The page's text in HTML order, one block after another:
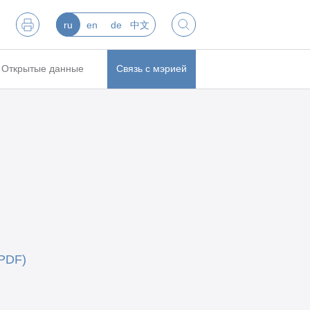
ru en de 中文
Открытые данные Связь с мэрией